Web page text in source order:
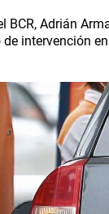
Adrián
intervención